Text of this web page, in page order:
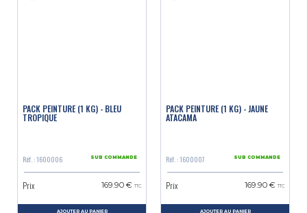
PACK PEINTURE (1 KG) - BLEU
TROPIQUE
Réf. : 1600006 SUR COMMANDE
Prix 169.90 € TTC
AJOUTER AU PANIER
PACK PEINTURE (1 KG) - JAUNE
ATACAMA
Réf. : 1600007 SUR COMMANDE
Prix 169.90 € TTC
AJOUTER AU PANIER